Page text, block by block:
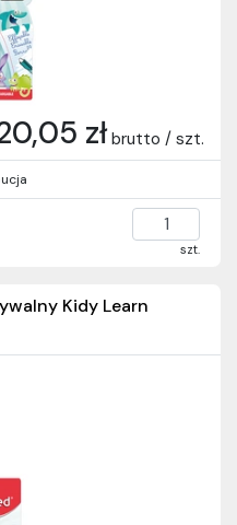
złbrutto / szt.
szt.
Kidy Learn